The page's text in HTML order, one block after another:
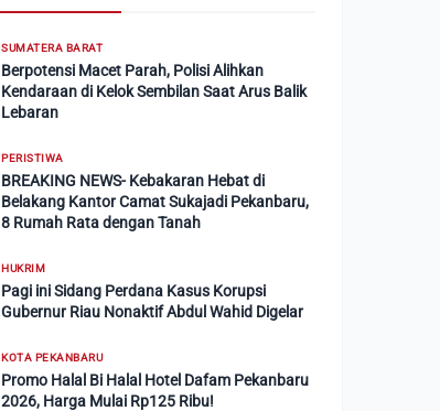
SUMATERA BARAT
Berpotensi Macet Parah, Polisi Alihkan
Kendaraan di Kelok Sembilan Saat Arus Balik
Lebaran
PERISTIWA
BREAKING NEWS- Kebakaran Hebat di
Belakang Kantor Camat Sukajadi Pekanbaru,
8 Rumah Rata dengan Tanah
HUKRIM
Pagi ini Sidang Perdana Kasus Korupsi
Gubernur Riau Nonaktif Abdul Wahid Digelar
KOTA PEKANBARU
Promo Halal Bi Halal Hotel Dafam Pekanbaru
2026, Harga Mulai Rp125 Ribu!